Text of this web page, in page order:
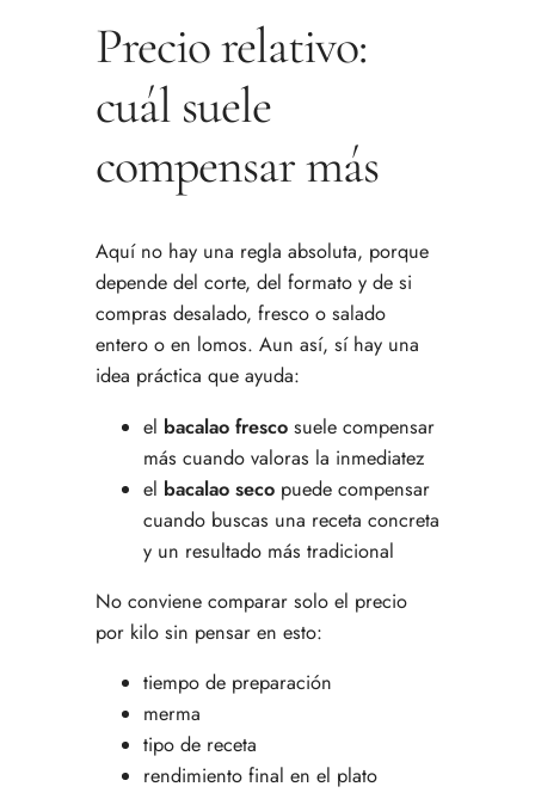
Precio relativo:
cuál suele
compensar más
Aquí no hay una regla absoluta, porque
depende del corte, del formato y de si
compras desalado, fresco o salado
entero o en lomos. Aun así, sí hay una
idea práctica que ayuda:
el bacalao fresco suele compensar
más cuando valoras la inmediatez
el bacalao seco puede compensar
cuando buscas una receta concreta
y un resultado más tradicional
No conviene comparar solo el precio
por kilo sin pensar en esto:
tiempo de preparación
merma
tipo de receta
rendimiento final en el plato